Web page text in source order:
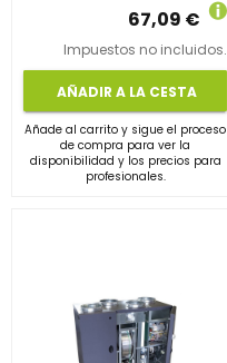
67,09 €
Impuestos no incluidos.
AÑADIR A LA CESTA
Añade al carrito y sigue el proceso
de compra para ver la
disponibilidad y los precios para
profesionales.